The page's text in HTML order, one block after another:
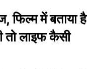
फिल्म में बताया है
तो लाइफ कैसी